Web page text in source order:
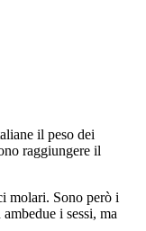
il peso dei
raggiungere il
molari. Sono però i
i sessi, ma